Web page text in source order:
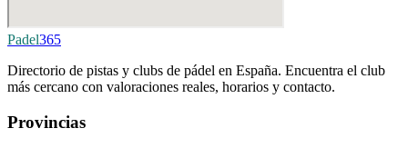
Padel365
Directorio de pistas y clubs de pádel en España. Encuentra el club
más cercano con valoraciones reales, horarios y contacto.
Provincias